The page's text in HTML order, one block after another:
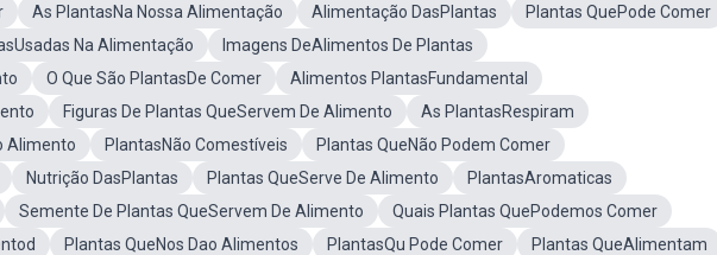
As PlantasNa Nossa Alimentação Alimentação DasPlantas
Plantas QuePode Comer
Na Alimentação
Imagens DeAlimentos De Plantas
O Que São PlantasDe Comer
Alimentos PlantasFundamental
Figuras De Plantas QueServem De Alimento
As PlantasRespiram
Alimento
PlantasNão Comestíveis
Plantas QueNão Podem Comer
Nutrição DasPlantas Plantas QueServe De Alimento
PlantasAromaticas
Semente De Plantas QueServem De Alimento
Quais Plantas QuePodemos Comer
Plantas QueNos Dao Alimentos PlantasQu Pode Comer
Plantas QueAlimentam